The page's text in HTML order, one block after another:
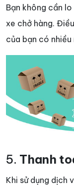
Bạn không cần
xe chở hàng.
của bạn có
5. Thanh
Khi sử dụng dịch